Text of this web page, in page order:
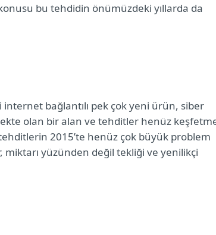
bu tehdidin önümüzdeki yıllarda da
internet bağlantılı pek çok yeni ürün, siber
olan bir alan ve tehditler henüz
2015’te henüz çok büyük problem
miktarı yüzünden değil tekliği ve yenilikçi